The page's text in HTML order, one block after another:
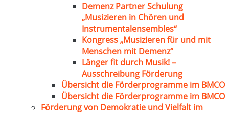
Demenz Partner Schulung
„Musizieren in Chören und
Instrumentalensembles“
Kongress „Musizieren für und mit
Menschen mit Demenz“
Länger fit durch Musik! –
Ausschreibung Förderung
Übersicht die Förderprogramme im BMCO
Übersicht die Förderprogramme im BMCO
Förderung von Demokratie und Vielfalt im